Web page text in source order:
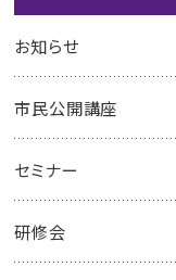
お知らせ
市民公開講座
セミナー
研修会